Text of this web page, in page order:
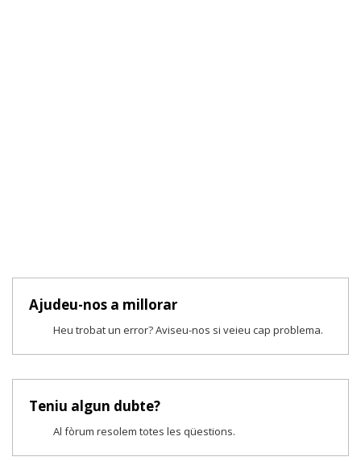
Ajudeu-nos a millorar
Heu trobat un error? Aviseu-nos si veieu cap problema.
Teniu algun dubte?
Al fòrum resolem totes les qüestions.